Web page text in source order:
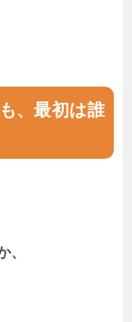
、最初は誰
、